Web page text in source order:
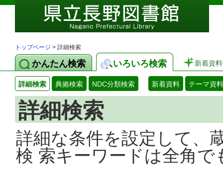
トップページ > 詳細検索
かんたん検索 いろいろ検索 新着資料
詳細検索 典拠検索 NDC分類検索 新着資料 テーマ資料
詳細検索
詳細な条件を設定して、
検 索キーワードは全角